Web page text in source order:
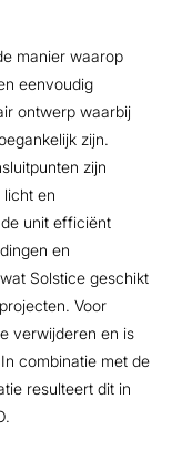
manier waarop
eenvoudig
ontwerp waarbij
zijn.
zijn
licht en
unit efficiënt
en
Solstice geschikt
Voor
verwijderen en is
combinatie met de
resulteert dit in